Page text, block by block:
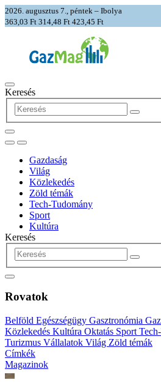
2026. augusztus 7., péntek – Ibolya
363,03 Ft 314,48 Ft 423,45 Ft
Keresés
Gazdaság
Világ
Közlekedés
Zöld témák
Tech-Tudomány
Sport
Kultúra
Keresés
Rovatok
Belföld Egészségügy Gasztronómia
Közlekedés Kultúra Oktatás Sport
Turizmus Vállalatok Világ Zöld témák
Címkék
Magazinok